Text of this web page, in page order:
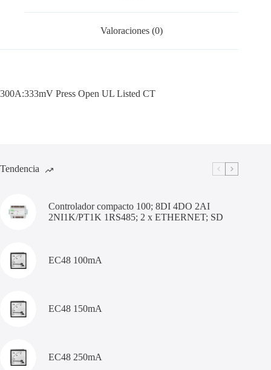
Valoraciones (0)
300A:333mV Press Open UL Listed CT
Tendencia
Controlador compacto 100; 8DI 4DO 2AI
2NI1K/PT1K 1RS485; 2 x ETHERNET; SD
EC48 100mA
EC48 150mA
EC48 250mA